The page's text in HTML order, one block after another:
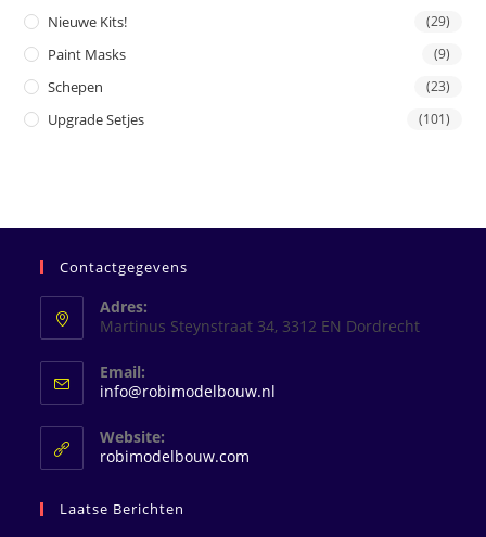
Nieuwe Kits! (29)
Paint Masks (9)
Schepen (23)
Upgrade Setjes (101)
Contactgegevens
Adres:
Martinus Steynstraat 34, 3312 EN Dordrecht
Email:
info@robimodelbouw.nl
Website:
robimodelbouw.com
Laatse Berichten